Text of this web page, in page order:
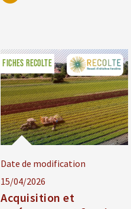
Date de modification
15/04/2026
Acquisition et
FICHES RECOLTE